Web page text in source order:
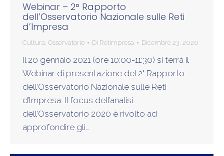
Webinar – 2° Rapporto
dell’Osservatorio Nazionale sulle Reti
d’Impresa
Cultura, Osservatorio Di Retimpresa Dicembre 23, 2020
Il 20 gennaio 2021 (ore 10:00-11:30) si terrà il
Webinar di presentazione del 2° Rapporto
dell’Osservatorio Nazionale sulle Reti
d’Impresa. Il focus dell’analisi
dell’Osservatorio 2020 è rivolto ad
approfondire gli…